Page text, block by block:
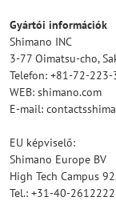
Gyártói információk
Shimano INC
3-77 Oimatsu-cho,
Telefon: +81-72-
WEB: shimano.com
E-mail:
EU képviselő:
Shimano Europe BV
High Tech Campus
Tel.: +31-40-2612222